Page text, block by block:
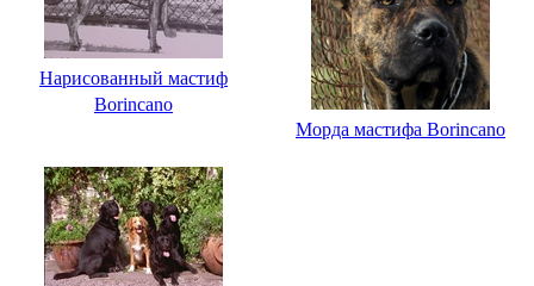
Нарисованный мастиф
Borincano
Морда мастифа Borincano